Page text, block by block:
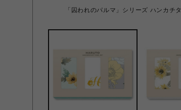
「囚われのパルマ」シリーズ ハンカ